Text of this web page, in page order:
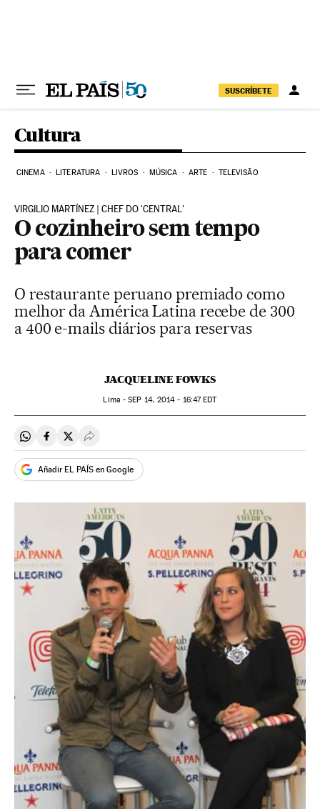
SUSCRÍBETE
Cultura
CINEMA LITERATURA LIVROS MÚSICA ARTE TELEVISÃO
VIRGILIO MARTÍNEZ | CHEF DO 'CENTRAL'
O cozinheiro sem tempo
para comer
O restaurante peruano premiado como
melhor da América Latina recebe de 300
a 400 e-mails diários para reservas
JACQUELINE FOWKS
Lima -SEP 14, 2014 - 16:47EDT
Compartir en Whatsapp
Compartir en Facebook
Compartir en Twitter
Desplegar Redes Sociales
Añadir EL PAÍS en Google